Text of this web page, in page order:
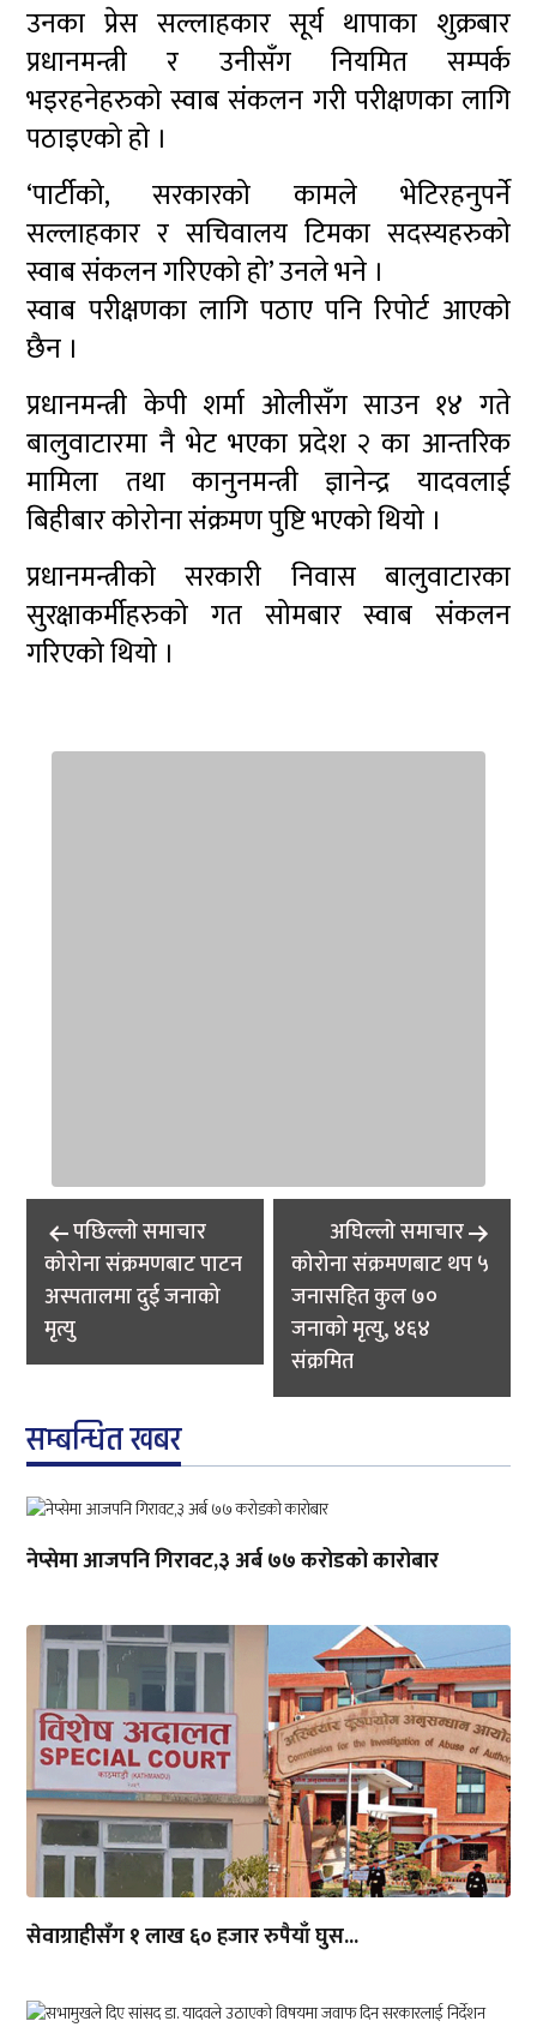
उनका प्रेस सल्लाहकार सूर्य थापाका शुक्रबार
प्रधानमन्त्री र उनीसँग नियमित सम्पर्क
भइरहनेहरुको स्वाब संकलन गरी परीक्षणका लागि
पठाइएको हो ।
‘पार्टीको, सरकारको कामले भेटिरहनुपर्ने
सल्लाहकार र सचिवालय टिमका सदस्यहरुको
स्वाब संकलन गरिएको हो’ उनले भने ।
स्वाब परीक्षणका लागि पठाए पनि रिपोर्ट आएको
छैन ।
प्रधानमन्त्री केपी शर्मा ओलीसँग साउन १४ गते
बालुवाटारमा नै भेट भएका प्रदेश २ का आन्तरिक
मामिला तथा कानुनमन्त्री ज्ञानेन्द्र यादवलाई
बिहीबार कोरोना संक्रमण पुष्टि भएको थियो ।
प्रधानमन्त्रीको सरकारी निवास बालुवाटारका
सुरक्षाकर्मीहरुको गत सोमबार स्वाब संकलन
गरिएको थियो ।
Post
navigation
पछिल्लाे समाचार
कोरोना संक्रमणबाट पाटन
अस्पतालमा दुई जनाको
मृत्यु
अघिल्लाे समाचार
कोरोना संक्रमणबाट थप ५
जनासहित कुल ७०
जनाको मृत्यु, ४६४
संक्रमित
सम्बन्धित खबर
नेप्सेमा आजपनि गिरावट,३ अर्ब ७७ करोडको कारोबार
सेवाग्राहीसँग १ लाख ६० हजार रुपैयाँ घुस...